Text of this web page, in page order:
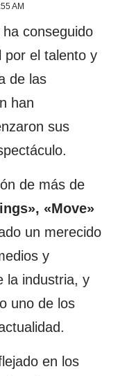
AM
ha conseguido
por el talento y
de las
han
sus
de más de
«Move»
un merecido
y
la industria, y
uno de los
en los